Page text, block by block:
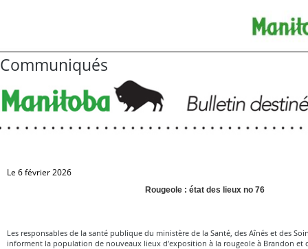
Communiqués
Le 6 février 2026
Rougeole : état des lieux no 76
Les responsables de la santé publique du ministère de la Santé, des Aînés et des
informent la population de nouveaux lieux d’exposition à la rougeole à Brandon et